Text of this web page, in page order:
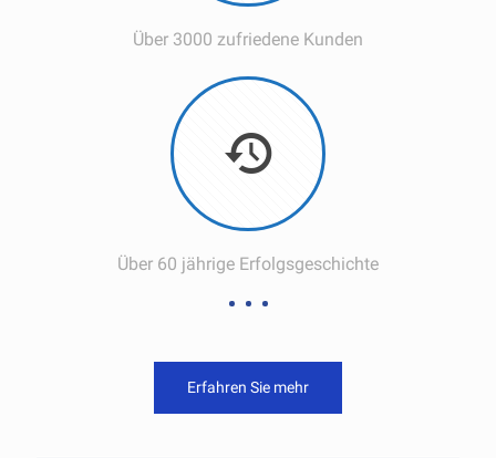
Über 3000 zufriedene Kunden
Über 60 jährige Erfolgsgeschichte
Erfahren Sie mehr